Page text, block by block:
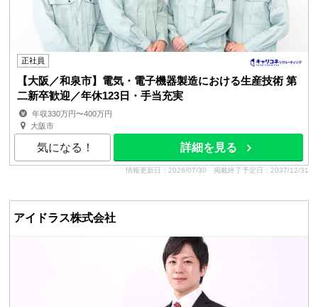
正社員
【大阪／和泉市】電気・電子機器製造における生産技術 第
二新卒歓迎／年休123日・手当充実
年収330万円〜400万円
大阪市
気になる！ 詳細を見る
情報更新日：2026/07/30 掲載終了予定日：2037/12/31
アイドラス株式会社